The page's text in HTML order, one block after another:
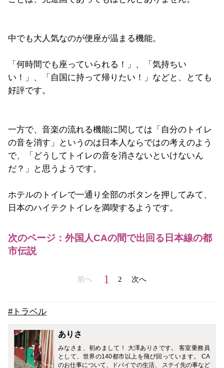
中でも大人気なのが便座が温まる機能。
「何時間でも座っていられる！」、「気持ちい
い！」、「自国に持って帰りたい！」などと、とても
好評です。
一方で、音楽の流れる機能に関しては「自分のトイレ
の音を消す」というのは日本人ならではの考えのよう
で、「どうしてトイレの音を消さないといけないん
だ？」と思うようです。
ホテルのトイレで一通り全部のボタンを押してみて、
日本のハイテクトイレを満喫するようです。
次のページ：外国人CAの間で出回る日本線の都
市伝説
前へ 1 2 次へ
#トラベル
ありさ
みなさま、初めまして！ 大澤ありさです。 客室乗務員
として、世界の140都市以上を飛び回っています。 CA
のお仕事について、ドバイでの生活、 ステイ先の事など